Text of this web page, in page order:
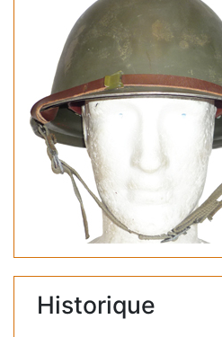
Historique